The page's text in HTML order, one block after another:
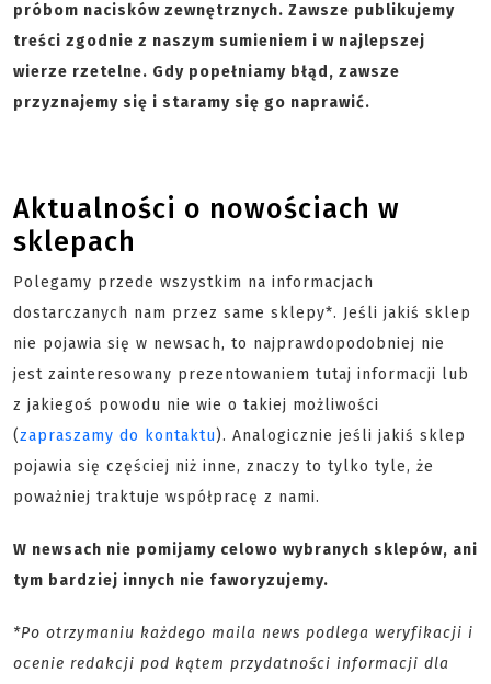
próbom nacisków zewnętrznych. Zawsze publikujemy
treści zgodnie z naszym sumieniem i w najlepszej
wierze rzetelne. Gdy popełniamy błąd, zawsze
przyznajemy się i staramy się go naprawić.
Aktualności o nowościach w
sklepach
Polegamy przede wszystkim na informacjach
dostarczanych nam przez same sklepy*. Jeśli jakiś sklep
nie pojawia się w newsach, to najprawdopodobniej nie
jest zainteresowany prezentowaniem tutaj informacji lub
z jakiegoś powodu nie wie o takiej możliwości
(zapraszamy do kontaktu). Analogicznie jeśli jakiś sklep
pojawia się częściej niż inne, znaczy to tylko tyle, że
poważniej traktuje współpracę z nami.
W newsach nie pomijamy celowo wybranych sklepów, ani
tym bardziej innych nie faworyzujemy.
*Po otrzymaniu każdego maila news podlega weryfikacji i
ocenie redakcji pod kątem przydatności informacji dla